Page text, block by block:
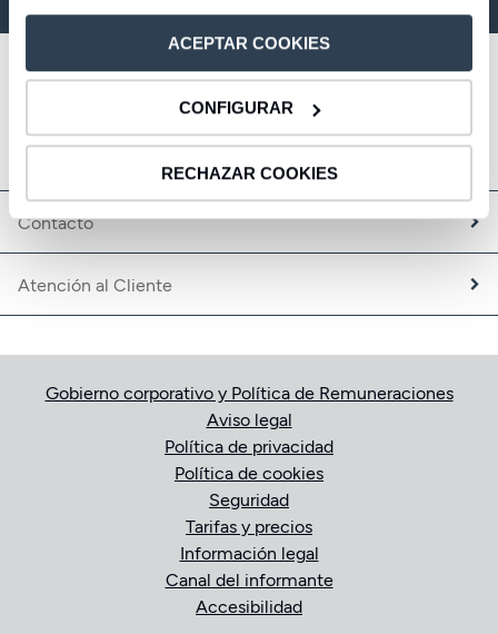
ACEPTAR COOKIES
CONFIGURAR
RECHAZAR COOKIES
CBNK Gestión de Activos
CBNK Mediación de Seguros
Expatriados
Trabaja con nosotros
Fundación CBNK
Enlaces de interés
Contacto
Atención al Cliente
Gobierno corporativo y Política de Remuneraciones
Aviso legal
Política de privacidad
Política de cookies
Seguridad
Tarifas y precios
Información legal
Canal del informante
Accesibilidad